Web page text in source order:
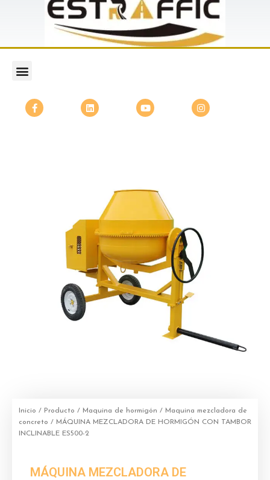
Inicio / Producto / Maquina de hormigón / Maquina mezcladora de
concreto / MÁQUINA MEZCLADORA DE HORMIGÓN CON TAMBOR
INCLINABLE ES500-2
MÁQUINA MEZCLADORA DE